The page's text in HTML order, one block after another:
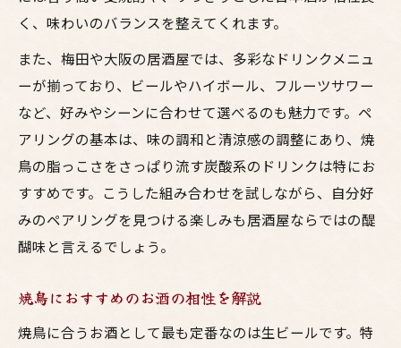
く、味わいのバランスを整えてくれます。
また、梅田や大阪の居酒屋では、多彩なドリンクメニュ
ーが揃っており、ビールやハイボール、フルーツサワー
など、好みやシーンに合わせて選べるのも魅力です。ペ
アリングの基本は、味の調和と清涼感の調整にあり、焼
鳥の脂っこさをさっぱり流す炭酸系のドリンクは特にお
すすめです。こうした組み合わせを試しながら、自分好
みのペアリングを見つける楽しみも居酒屋ならではの醍
醐味と言えるでしょう。
焼鳥におすすめのお酒の相性を解説
焼鳥に合うお酒として最も定番なのは生ビールです。特